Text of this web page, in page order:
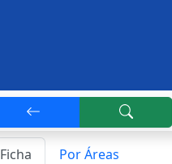
Ficha Por Áreas